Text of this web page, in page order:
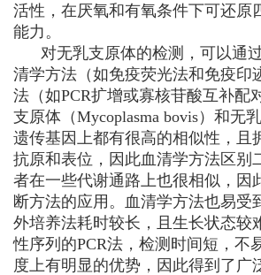
活性，在厌氧和有氧条件下可还原
能力。
对无乳支原体的检测，可以通
清学方法（如免疫荧光法和免疫印
法（如PCR扩增或寡核苷酸互补配
支原体（Mycoplasma bovis）和无
遗传基因上都有很高的相似性，且
抗原和表位，因此血清学方法区别
者在一些代谢通路上也很相似，因
断方法的应用。血清学方法也易受
外培养法耗时较长，且生长状态较
性序列的PCR法，检测时间短，不
度上有明显的优势，因此得到了广